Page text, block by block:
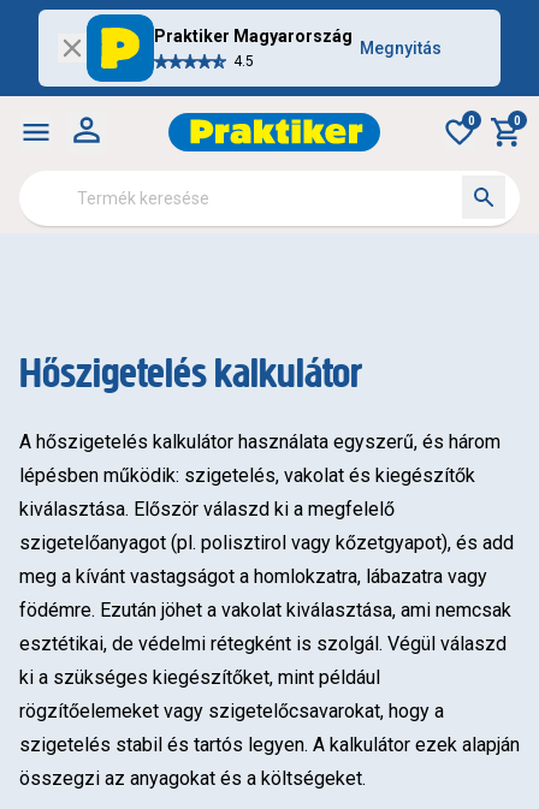
Praktiker Magyarország
4.5
Megnyitás
0 0
Hőszigetelés kalkulátor
A hőszigetelés kalkulátor használata egyszerű, és három
lépésben működik: szigetelés, vakolat és kiegészítők
kiválasztása. Először válaszd ki a megfelelő
szigetelőanyagot (pl. polisztirol vagy kőzetgyapot), és add
meg a kívánt vastagságot a homlokzatra, lábazatra vagy
födémre. Ezután jöhet a vakolat kiválasztása, ami nemcsak
esztétikai, de védelmi rétegként is szolgál. Végül válaszd
ki a szükséges kiegészítőket, mint például
rögzítőelemeket vagy szigetelőcsavarokat, hogy a
szigetelés stabil és tartós legyen. A kalkulátor ezek alapján
összegzi az anyagokat és a költségeket.